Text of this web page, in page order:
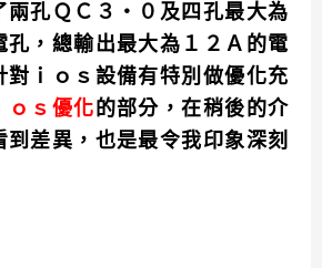
兩孔ＱＣ３‧０及四孔最大為
孔，總輸出最大為１２Ａ的電
對ｉｏｓ設備有特別做優化充
ｏｓ優化 的部分，在稍後的介
到差異，也是最令我印象深刻